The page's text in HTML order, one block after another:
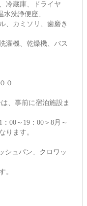
冷蔵庫、ドライヤ
洗浄便座、
、カミソリ、歯磨き
濯機、乾燥機、バス
０
、事前に宿泊施設ま
00～19：00＞8月～
ります。
シュパン、クロワッ
。